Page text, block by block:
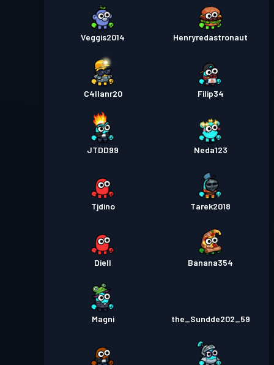
Veggis2014 Henryredastronaut
C4llanr20 Filip34
JTDD99 Neda123
Tjdino Tarek2018
Diell Banana354
Magni the_Sundde202_59